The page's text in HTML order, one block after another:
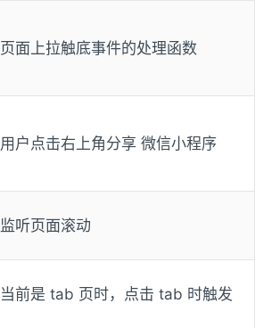
页面上拉触底事件的处理函数
用户点击右上角分享 微信小程序
监听页面滚动
当前是 tab 页时，点击 tab 时触发